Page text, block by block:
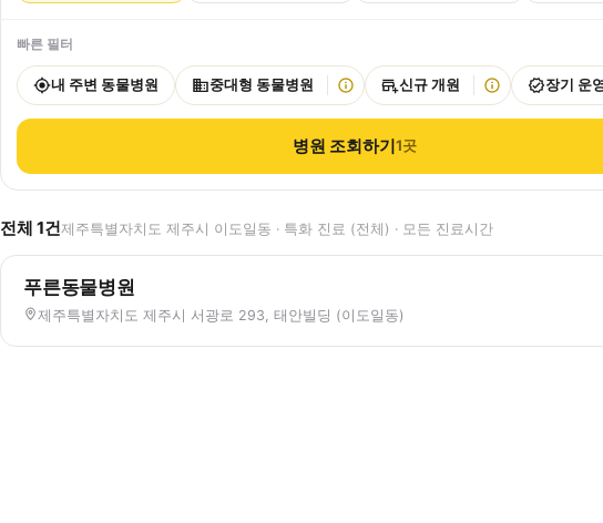
빠른 필터
내 주변 동물병원 중대형 동물병원 신규 개원 장기 운
병원 조회하기1곳
전체 1건제주특별자치도 제주시 이도일동 · 특화 진료 (전체) · 모든 진료시간
푸른동물병원
제주특별자치도 제주시 서광로 293, 태안빌딩 (이도일동)